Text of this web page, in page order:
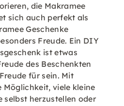
die Makramee
sich auch perfekt als
Geschenke
Freude. Ein DIY
ist etwas
des Beschenkten
für sein. Mit
Möglichkeit, viele kleine
selbst herzustellen oder